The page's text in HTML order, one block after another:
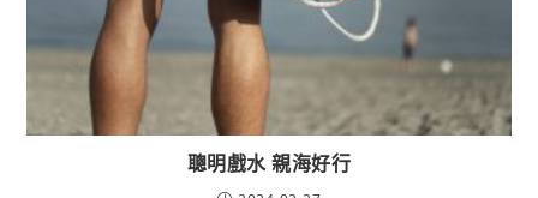
聰明戲水 親海好行